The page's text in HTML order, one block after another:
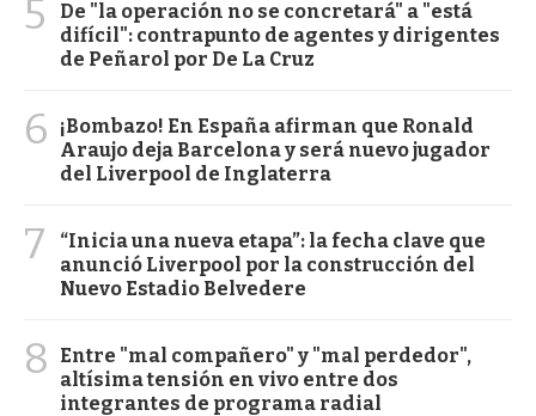
5
De "la operación no se concretará" a "está
difícil": contrapunto de agentes y dirigentes
de Peñarol por De La Cruz
6
¡Bombazo! En España afirman que Ronald
Araujo deja Barcelona y será nuevo jugador
del Liverpool de Inglaterra
7
“Inicia una nueva etapa”: la fecha clave que
anunció Liverpool por la construcción del
Nuevo Estadio Belvedere
8
Entre "mal compañero" y "mal perdedor",
altísima tensión en vivo entre dos
integrantes de programa radial